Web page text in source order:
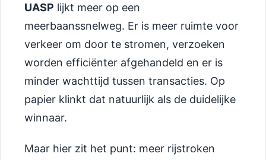
UASP lijkt meer op een
meerbaanssnelweg. Er is meer ruimte voor
verkeer om door te stromen, verzoeken
worden efficiënter afgehandeld en er is
minder wachttijd tussen transacties. Op
papier klinkt dat natuurlijk als de duidelijke
winnaar.
Maar hier zit het punt: meer rijstroken